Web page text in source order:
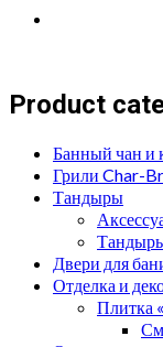
Product
Банный чан и
Грили Char-
Тандыры
Двери для
Отделка и
Плитка